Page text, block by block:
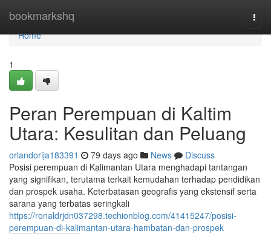
bookmarkshq
Home
Home
1
Peran Perempuan di Kaltim
Utara: Kesulitan dan Peluang
orlandorija183391 79 days ago News
Discuss
Posisi perempuan di Kalimantan Utara menghadapi tantangan
yang signifikan, terutama terkait kemudahan terhadap pendidikan
dan prospek usaha. Keterbatasan geografis yang ekstensif serta
sarana yang terbatas seringkali
https://ronaldrjdn037298.techionblog.com/41415247/posisi-
perempuan-di-kalimantan-utara-hambatan-dan-prospek